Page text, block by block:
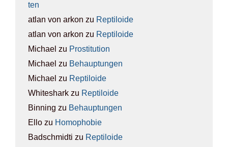
ten
atlan von arkon zu Rep­ti­lo­ide
atlan von arkon zu Rep­ti­lo­ide
Michael zu Pro­sti­tu­ti­on
Michael zu Behaup­tun­gen
Michael zu Rep­ti­lo­ide
Whiteshark zu Rep­ti­lo­ide
Binning zu Behaup­tun­gen
Ello zu Homo­pho­bie
Badschmidti zu Rep­ti­lo­ide